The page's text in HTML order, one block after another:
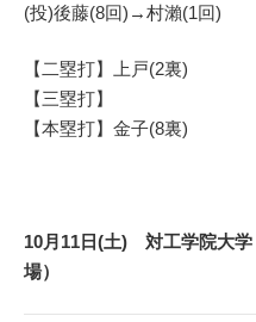
(投)後藤(8回)→村瀨(1回)
【二塁打】上戸(2裏)
【三塁打】
【本塁打】金子(8裏)
10月11日(土) 対工学院大学
場）